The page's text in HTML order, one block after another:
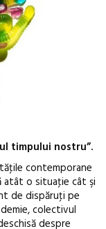
timpului nostru”.
contemporane
atât o situaţie cât şi
de dispăruţi pe
colectivul
despre